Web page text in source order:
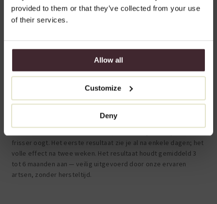
provided to them or that they’ve collected from your use
of their services.
Allow all
Customize
Deny
Heb jij last vanfronsrimpelsdie je een vermoeide of boze
uitstraling geven? Bij DokterEs behandelen we fronslijnen snel
en effectief met botox: de meest gekozen en geschikte
gladder en ontspannen uit, terwijl je natuurlijke
gezichtsuitdrukking behouden blijft.
Een botoxbehandeling van de frons zorgt bovendien voor een
frisser oogt. Het eerste resultaat zie je al na enkele dagen; het
volle effect na twee weken. Het resultaat houdt gemiddeld 3
tot 6 maanden aan — veilig uitgevoerd door onze ervaren
artsen, zonder hersteltijd.